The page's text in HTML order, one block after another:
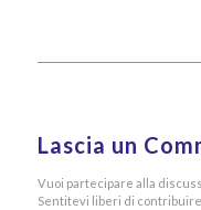
Lascia un
Vuoi partecipare alla
Sentitevi liberi di